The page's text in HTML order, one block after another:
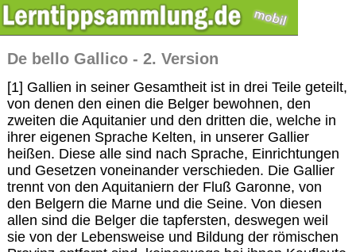
De bello Gallico - 2. Version
[1] Gallien in seiner Gesamtheit ist in drei Teile geteilt,
von denen den einen die Belger bewohnen, den
zweiten die Aquitanier und den dritten die, welche in
ihrer eigenen Sprache Kelten, in unserer Gallier
heißen. Diese alle sind nach Sprache, Einrichtungen
und Gesetzen voneinander verschieden. Die Gallier
trennt von den Aquitaniern der Fluß Garonne, von
den Belgern die Marne und die Seine. Von diesen
allen sind die Belger die tapfersten, deswegen weil
sie von der Lebensweise und Bildung der römischen